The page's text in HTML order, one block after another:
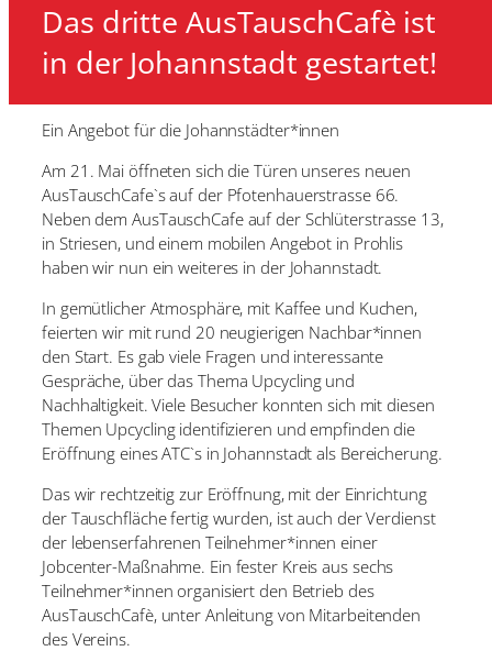
Das dritte AusTauschCafè ist
in der Johannstadt gestartet!
Ein Angebot für die Johannstädter*innen
Am 21. Mai öffneten sich die Türen unseres neuen
AusTauschCafe`s auf der Pfotenhauerstrasse 66.
Neben dem AusTauschCafe auf der Schlüterstrasse 13,
in Striesen, und einem mobilen Angebot in Prohlis
haben wir nun ein weiteres in der Johannstadt.
In gemütlicher Atmosphäre, mit Kaffee und Kuchen,
feierten wir mit rund 20 neugierigen Nachbar*innen
den Start. Es gab viele Fragen und interessante
Gespräche, über das Thema Upcycling und
Nachhaltigkeit. Viele Besucher konnten sich mit diesen
Themen Upcycling identifizieren und empfinden die
Eröffnung eines ATC`s in Johannstadt als Bereicherung.
Das wir rechtzeitig zur Eröffnung, mit der Einrichtung
der Tauschfläche fertig wurden, ist auch der Verdienst
der lebenserfahrenen Teilnehmer*innen einer
Jobcenter-Maßnahme. Ein fester Kreis aus sechs
Teilnehmer*innen organisiert den Betrieb des
AusTauschCafè, unter Anleitung von Mitarbeitenden
des Vereins.